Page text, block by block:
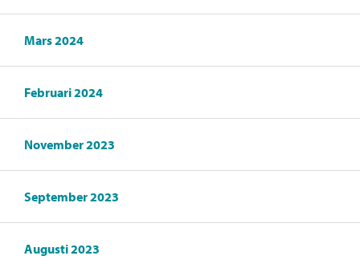
Mars 2024
Februari 2024
November 2023
September 2023
Augusti 2023